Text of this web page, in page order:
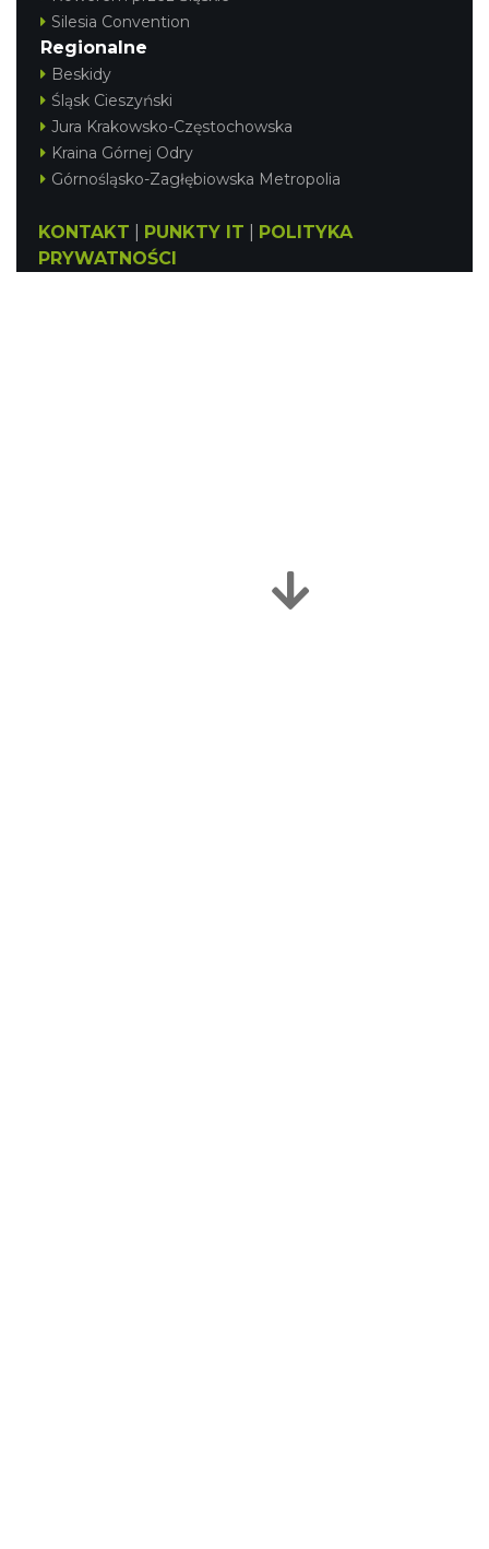
Silesia Convention
Regionalne
Beskidy
Śląsk Cieszyński
Jura Krakowsko-Częstochowska
Kraina Górnej Odry
Górnośląsko-Zagłębiowska Metropolia
KONTAKT PUNKTY IT
POLITYKA
PRYWATNOŚCI